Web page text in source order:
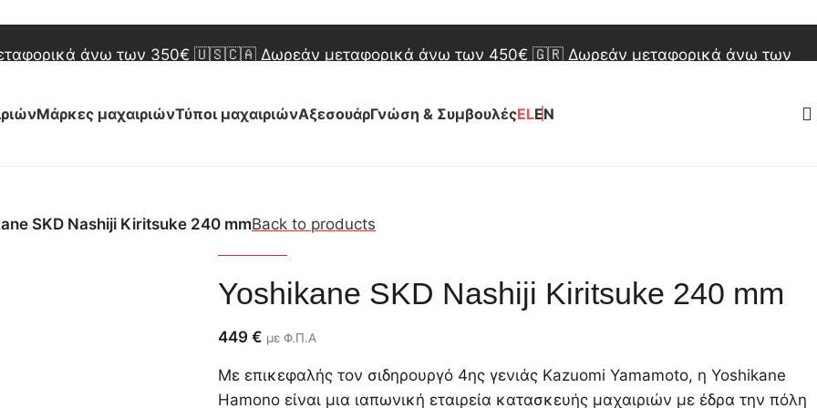
άνω των 350€ 🇺🇸🇨🇦 Δωρεάν μεταφορικά άνω των 450€ 🇬🇷 Δωρεάν μεταφορικά άνω των
Μάρκες μαχαιριώνΤύποι μαχαιριώνΑξεσουάρΓνώση & Συμβουλές EN
EL
SKD Nashiji Kiritsuke 240 mmBack to products
Yoshikane SKD Nashiji Kiritsuke 240 mm
449 € με Φ.Π.Α
Με επικεφαλής τον σιδηρουργό 4ης γενιάς Kazuomi Yamamoto, η Yoshikane
Hamono είναι μια ιαπωνική εταιρεία κατασκευής μαχαιριών με έδρα την πόλη